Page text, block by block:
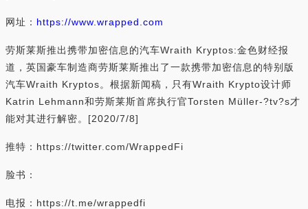
网址： https://www.wrapped.com
劳斯莱斯推出携带加密信息的汽车Wraith Kryptos:金色财经报
道，英国豪车制造商劳斯莱斯推出了一款携带加密信息的特别版
汽车Wraith Kryptos。根据新闻稿，只有Wraith Krypto设计师
Katrin Lehmann和劳斯莱斯首席执行官Torsten Müller-?tv?s才
能对其进行解密。[2020/7/8]
推特：https://twitter.com/WrappedFi
脸书：
电报：https://t.me/wrappedfi